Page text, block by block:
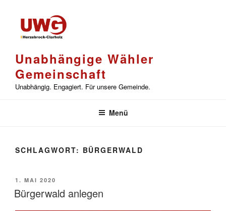
springen
Unabhängige Wähler
Gemeinschaft
Unabhängig. Engagiert. Für unsere Gemeinde.
Menü
SCHLAGWORT: BÜRGERWALD
VERÖFFENTLICHT
AM
1. MAI 2020
Bürgerwald anlegen